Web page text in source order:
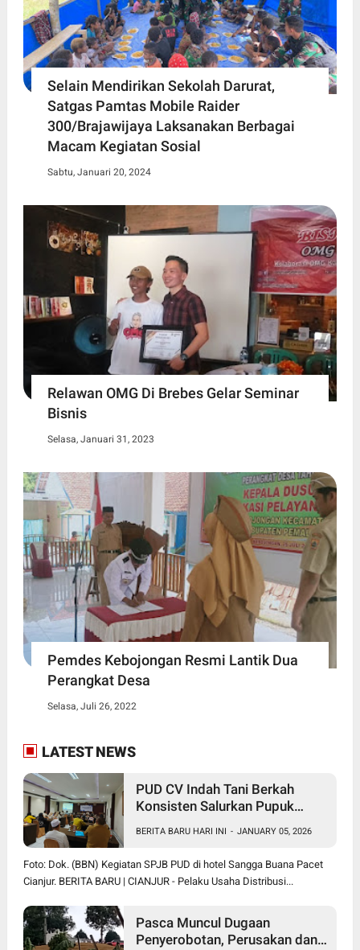
Selain Mendirikan Sekolah Darurat,
Satgas Pamtas Mobile Raider
300/Brajawijaya Laksanakan Berbagai
Macam Kegiatan Sosial
Sabtu, Januari 20, 2024
Relawan OMG Di Brebes Gelar Seminar
Bisnis
Selasa, Januari 31, 2023
Pemdes Kebojongan Resmi Lantik Dua
Perangkat Desa
Selasa, Juli 26, 2022
LATEST NEWS
PUD CV Indah Tani Berkah
Konsisten Salurkan Pupuk
BERITA BARU HARI INI - JANUARY 05, 2026
Foto: Dok. (BBN) Kegiatan SPJB PUD di hotel Sangga Buana Pacet
Cianjur. BERITA BARU | CIANJUR - Pelaku Usaha Distribusi...
Pasca Muncul Dugaan
Penyerobotan, Perusakan dan